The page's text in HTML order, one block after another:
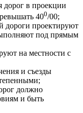
дорог в проекции
400/00;
дороги проектируют
под прямым
на местности с
и съезды
должно
и быть